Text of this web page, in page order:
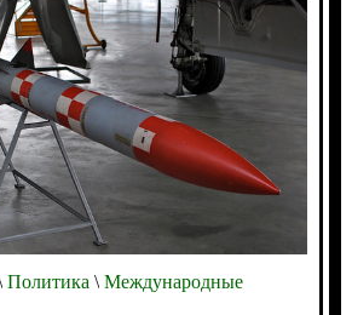
Политика \Международные